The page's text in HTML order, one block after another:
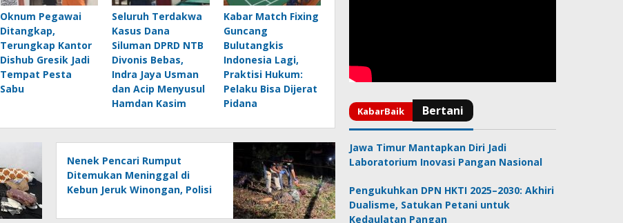
Oknum Pegawai
Ditangkap,
Terungkap Kantor
Dishub Gresik Jadi
Tempat Pesta
Sabu
Seluruh Terdakwa
Kasus Dana
Siluman DPRD NTB
Divonis Bebas,
Indra Jaya Usman
dan Acip Menyusul
Hamdan Kasim
Kabar Match Fixing
Guncang
Bulutangkis
Indonesia Lagi,
Praktisi Hukum:
Pelaku Bisa Dijerat
Pidana
Nenek Pencari Rumput
Ditemukan Meninggal di
Kebun Jeruk Winongan, Polisi
Korban
Jawa Timur Mantapkan Diri Jadi
Laboratorium Inovasi Pangan Nasional
Pengukuhkan DPN HKTI 2025–2030: Akhiri
Dualisme, Satukan Petani untuk
Kedaulatan Pangan